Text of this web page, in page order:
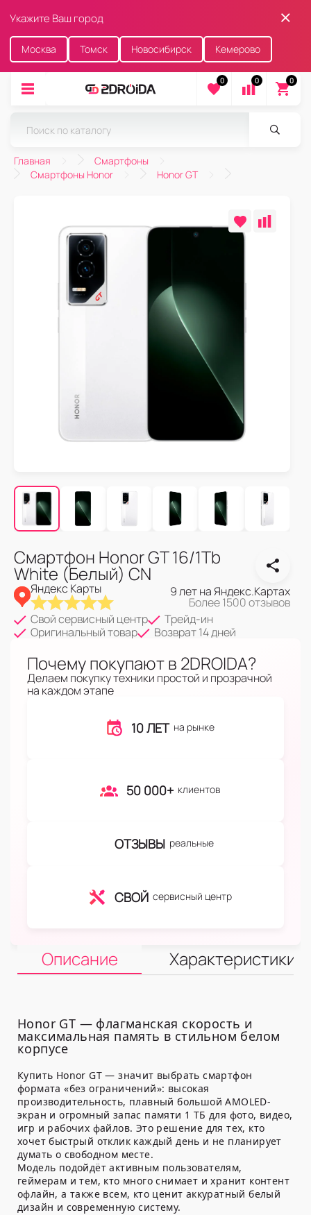
Укажите Ваш город
Москва Томск Новосибирск Кемерово
0 0 0
Главная
Смартфоны
Смартфоны Honor
Honor GT
Смартфон Honor GT 16/1Tb
White (Белый) CN
Яндекс Карты 9 лет на Яндекс.Картах
Более 1500 отзывов
Свой сервисный центр
Трейд-ин
Оригинальный товар
Возврат 14 дней
Почему покупают в 2DROIDA?
Делаем покупку техники простой и прозрачной
на каждом этапе
10 ЛЕТ на рынке
50 000+ клиентов
ОТЗЫВЫ реальные
СВОЙ сервисный центр
Описание Характеристики
Honor GT — флагманская скорость и
максимальная память в стильном белом
корпусе
Купить Honor GT — значит выбрать смартфон
формата «без ограничений»: высокая
производительность, плавный большой AMOLED-
экран и огромный запас памяти 1 ТБ для фото, видео,
игр и рабочих файлов. Это решение для тех, кто
хочет быстрый отклик каждый день и не планирует
думать о свободном месте.
Модель подойдёт активным пользователям,
геймерам и тем, кто много снимает и хранит контент
офлайн, а также всем, кто ценит аккуратный белый
дизайн и современную систему.